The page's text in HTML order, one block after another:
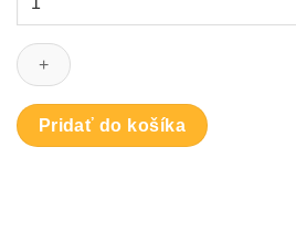
PASTILKY
S
OLEJOM
(ťažkosti
Pridať do košíka